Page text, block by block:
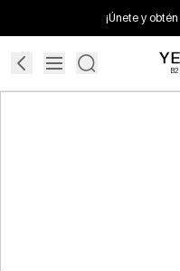
¡Únete y